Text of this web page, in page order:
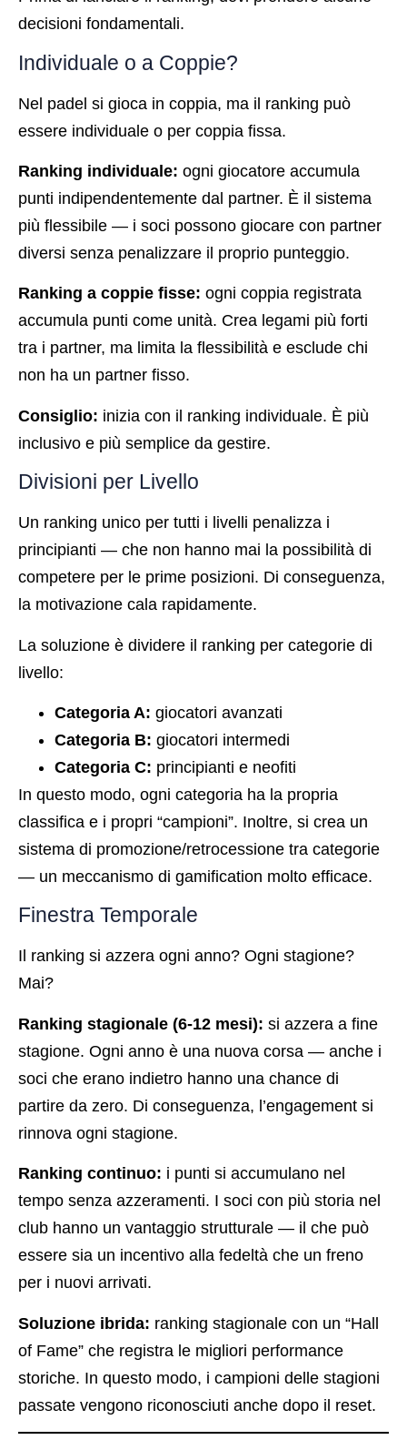
decisioni fondamentali.
Individuale o a Coppie?
Nel padel si gioca in coppia, ma il ranking può
essere individuale o per coppia fissa.
Ranking individuale: ogni giocatore accumula
punti indipendentemente dal partner. È il sistema
più flessibile — i soci possono giocare con partner
diversi senza penalizzare il proprio punteggio.
Ranking a coppie fisse: ogni coppia registrata
accumula punti come unità. Crea legami più forti
tra i partner, ma limita la flessibilità e esclude chi
non ha un partner fisso.
Consiglio: inizia con il ranking individuale. È più
inclusivo e più semplice da gestire.
Divisioni per Livello
Un ranking unico per tutti i livelli penalizza i
principianti — che non hanno mai la possibilità di
competere per le prime posizioni. Di conseguenza,
la motivazione cala rapidamente.
La soluzione è dividere il ranking per categorie di
livello:
Categoria A: giocatori avanzati
Categoria B: giocatori intermedi
Categoria C: principianti e neofiti
In questo modo, ogni categoria ha la propria
classifica e i propri “campioni”. Inoltre, si crea un
sistema di promozione/retrocessione tra categorie
— un meccanismo di gamification molto efficace.
Finestra Temporale
Il ranking si azzera ogni anno? Ogni stagione?
Mai?
Ranking stagionale (6-12 mesi): si azzera a fine
stagione. Ogni anno è una nuova corsa — anche i
soci che erano indietro hanno una chance di
partire da zero. Di conseguenza, l’engagement si
rinnova ogni stagione.
Ranking continuo: i punti si accumulano nel
tempo senza azzeramenti. I soci con più storia nel
club hanno un vantaggio strutturale — il che può
essere sia un incentivo alla fedeltà che un freno
per i nuovi arrivati.
Soluzione ibrida: ranking stagionale con un “Hall
of Fame” che registra le migliori performance
storiche. In questo modo, i campioni delle stagioni
passate vengono riconosciuti anche dopo il reset.